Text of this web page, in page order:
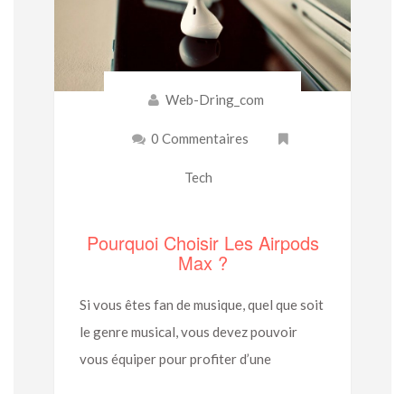
Web-Dring_com
0 Commentaires
Tech
Pourquoi Choisir Les Airpods
Max ?
Si vous êtes fan de musique, quel que soit
le genre musical, vous devez pouvoir
vous équiper pour profiter d’une